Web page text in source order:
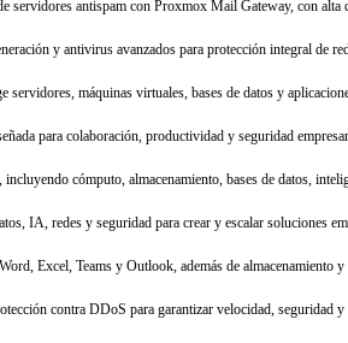
servidores antispam con Proxmox Mail Gateway, con
y antivirus avanzados para protección integral de
servidores, máquinas virtuales, bases de datos y
para colaboración, productividad y seguridad
cómputo, almacenamiento, bases de datos,
IA, redes y seguridad para crear y escalar soluciones
Excel, Teams y Outlook, además de almacenamiento
contra DDoS para garantizar velocidad, seguridad